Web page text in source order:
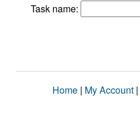
Task name:
Home | My Account |